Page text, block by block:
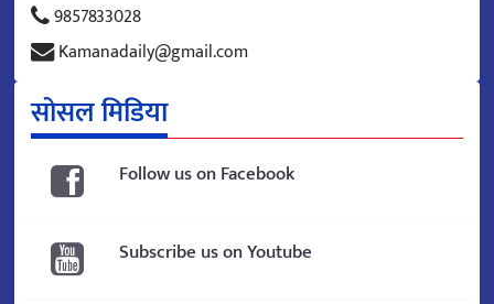
9857833028
Kamanadaily@gmail.com
सोसल मिडिया
Follow us on Facebook
Subscribe us on Youtube